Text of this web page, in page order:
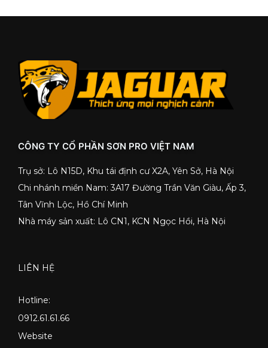
CÔNG TY CỔ PHẦN SƠN PRO VIỆT NAM
Trụ sở: Lô N15D, Khu tái định cư X2A, Yên Sở, Hà Nội
Chi nhánh miền Nam: 3A17 Đường Trần Văn Giàu, Ấp 3,
Tân Vĩnh Lộc, Hồ Chí Minh
Nhà máy sản xuất: Lô CN1, KCN Ngọc Hồi, Hà Nội
LIÊN HỆ
Hotline:
0912.61.61.66
Website